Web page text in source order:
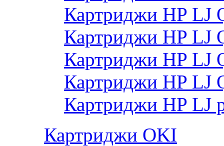
Картриджи HP LJ
Картриджи HP LJ
Картриджи HP LJ
Картриджи HP LJ
Картриджи HP LJ
Картриджи OKI